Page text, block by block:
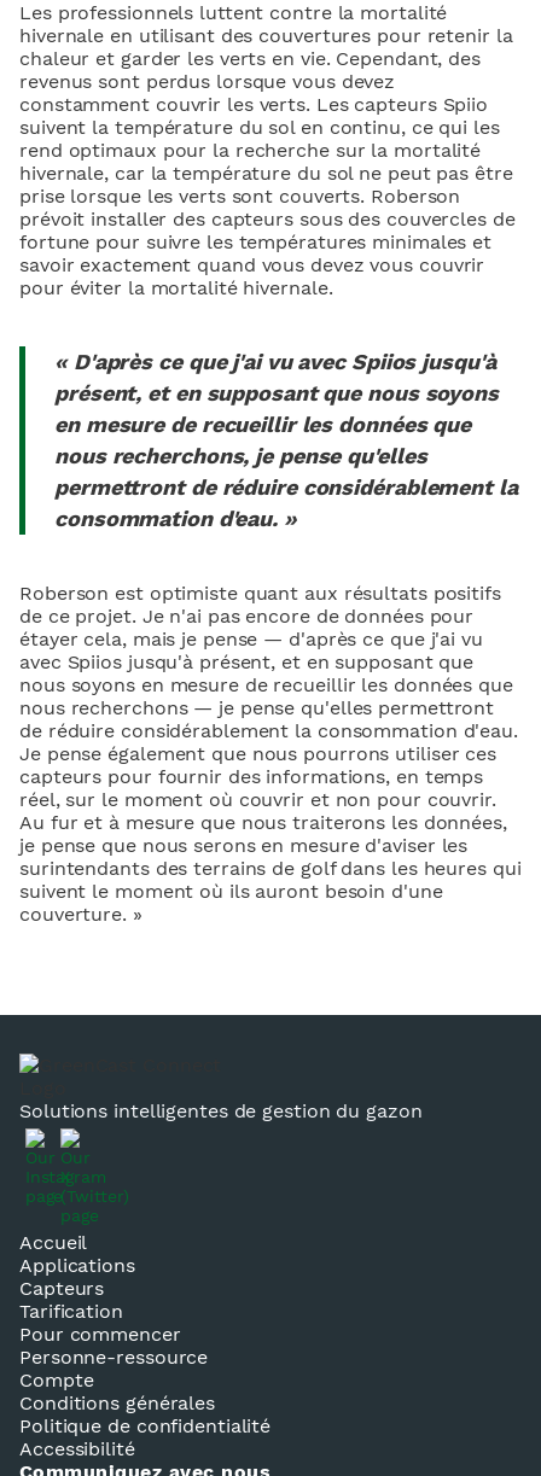
Les professionnels luttent contre la mortalité
hivernale en utilisant des couvertures pour retenir la
chaleur et garder les verts en vie. Cependant, des
revenus sont perdus lorsque vous devez
constamment couvrir les verts. Les capteurs Spiio
suivent la température du sol en continu, ce qui les
rend optimaux pour la recherche sur la mortalité
hivernale, car la température du sol ne peut pas être
prise lorsque les verts sont couverts. Roberson
prévoit installer des capteurs sous des couvercles de
fortune pour suivre les températures minimales et
savoir exactement quand vous devez vous couvrir
pour éviter la mortalité hivernale.
« D'après ce que j'ai vu avec Spiios jusqu'à
présent, et en supposant que nous soyons
en mesure de recueillir les données que
nous recherchons, je pense qu'elles
permettront de réduire considérablement la
consommation d'eau. »
Roberson est optimiste quant aux résultats positifs
de ce projet. Je n'ai pas encore de données pour
étayer cela, mais je pense — d'après ce que j'ai vu
avec Spiios jusqu'à présent, et en supposant que
nous soyons en mesure de recueillir les données que
nous recherchons — je pense qu'elles permettront
de réduire considérablement la consommation d'eau.
Je pense également que nous pourrons utiliser ces
capteurs pour fournir des informations, en temps
réel, sur le moment où couvrir et non pour couvrir.
Au fur et à mesure que nous traiterons les données,
je pense que nous serons en mesure d'aviser les
surintendants des terrains de golf dans les heures qui
suivent le moment où ils auront besoin d'une
couverture. »
Solutions intelligentes de gestion du gazon
Accueil
Applications
Capteurs
Tarification
Pour commencer
Personne-ressource
Compte
Conditions générales
Politique de confidentialité
Accessibilité
Communiquez avec nous